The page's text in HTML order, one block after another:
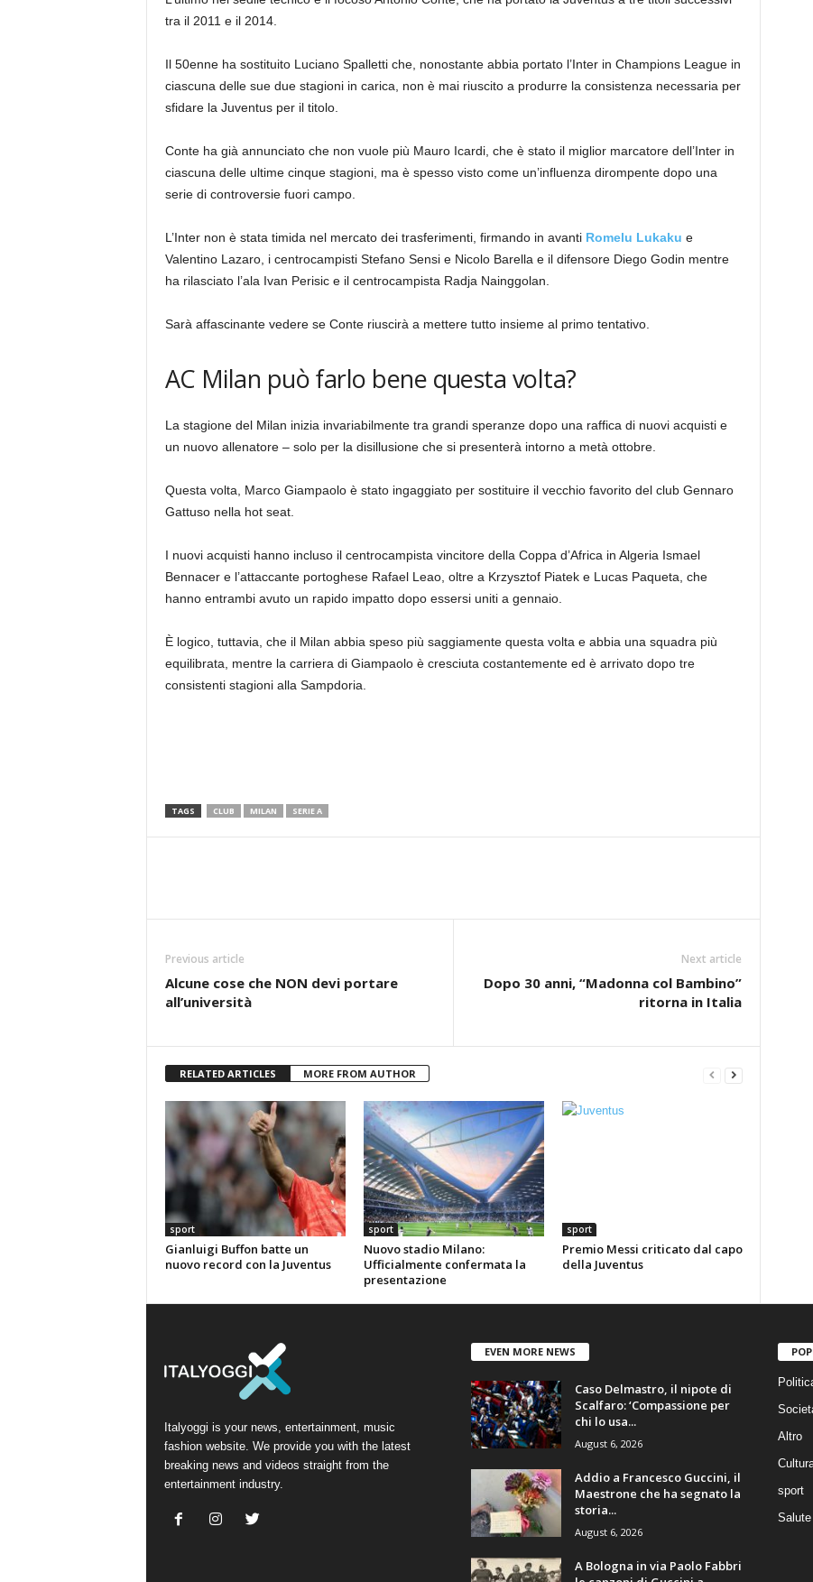
tra il 2011 e il 2014.
Il 50enne ha sostituito Luciano Spalletti che, nonostante abbia portato l’Inter in Champions League in
ciascuna delle sue due stagioni in carica, non è mai riuscito a produrre la consistenza necessaria per
sfidare la Juventus per il titolo.
Conte ha già annunciato che non vuole più Mauro Icardi, che è stato il miglior marcatore dell’Inter in
ciascuna delle ultime cinque stagioni, ma è spesso visto come un’influenza dirompente dopo una
serie di controversie fuori campo.
L’Inter non è stata timida nel mercato dei trasferimenti, firmando in avanti Romelu Lukaku e
Valentino Lazaro, i centrocampisti Stefano Sensi e Nicolo Barella e il difensore Diego Godin mentre
ha rilasciato l’ala Ivan Perisic e il centrocampista Radja Nainggolan.
Sarà affascinante vedere se Conte riuscirà a mettere tutto insieme al primo tentativo.
AC Milan può farlo bene questa volta?
La stagione del Milan inizia invariabilmente tra grandi speranze dopo una raffica di nuovi acquisti e
un nuovo allenatore – solo per la disillusione che si presenterà intorno a metà ottobre.
Questa volta, Marco Giampaolo è stato ingaggiato per sostituire il vecchio favorito del club Gennaro
Gattuso nella hot seat.
I nuovi acquisti hanno incluso il centrocampista vincitore della Coppa d’Africa in Algeria Ismael
Bennacer e l’attaccante portoghese Rafael Leao, oltre a Krzysztof Piatek e Lucas Paqueta, che
hanno entrambi avuto un rapido impatto dopo essersi uniti a gennaio.
È logico, tuttavia, che il Milan abbia speso più saggiamente questa volta e abbia una squadra più
equilibrata, mentre la carriera di Giampaolo è cresciuta costantemente ed è arrivato dopo tre
consistenti stagioni alla Sampdoria.
TAGS CLUB MILAN SERIE A
Previous article
Alcune cose che NON devi portare
all’università
Next article
Dopo 30 anni, “Madonna col Bambino”
ritorna in Italia
RELATED ARTICLES MORE FROM AUTHOR
sport
Gianluigi Buffon batte un
nuovo record con la Juventus
sport
Nuovo stadio Milano:
Ufficialmente confermata la
presentazione
sport
Premio Messi criticato dal capo
della Juventus
Italyoggi is your news, entertainment, music
fashion website. We provide you with the latest
breaking news and videos straight from the
entertainment industry.
EVEN MORE NEWS
Caso Delmastro, il nipote di
Scalfaro: ‘Compassione per
chi lo usa...
August 6, 2026
Addio a Francesco Guccini, il
Maestrone che ha segnato la
storia...
August 6, 2026
A Bologna in via Paolo Fabbri
Altro
sport
Salute